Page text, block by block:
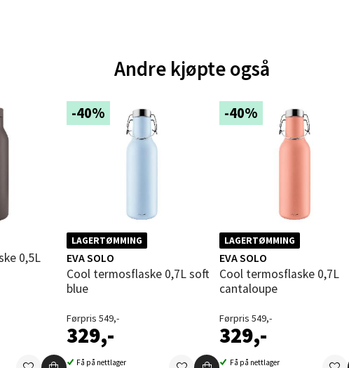
Andre kjøpte også
-40%
LAGERTØMMING
EVA SOLO
Cool termosflaske 0,7L soft
blue
Førpris 549,-
329,-
Få på nettlager
-40%
LAGERTØMMING
EVA SOLO
Cool termosflaske 0,7L
cantaloupe
Førpris 549,-
329,-
Få på nettlager
Molde - Moldetorget
Narvik - Thon Senter Malmporten
Bolagsgata 1, 8514 Narvik